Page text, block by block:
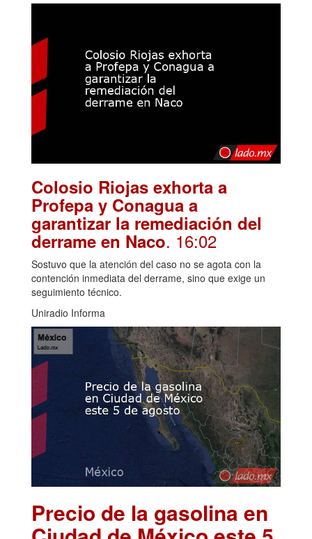
Colosio Riojas exhorta a
Profepa y Conagua a
garantizar la remediación del
derrame en Naco. 16:02
Sostuvo que la atención del caso no se agota con la
contención inmediata del derrame, sino que exige un
seguimiento técnico.
Uniradio Informa
Precio de la gasolina en